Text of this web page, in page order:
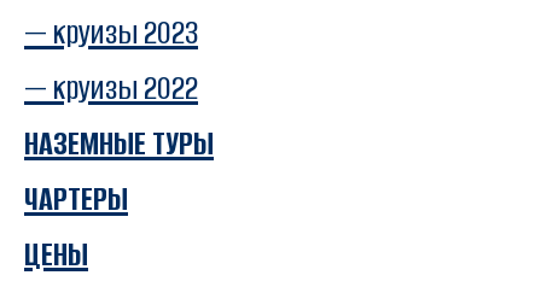
— круизы 2023
— круизы 2022
НАЗЕМНЫЕ ТУРЫ
ЧАРТЕРЫ
ЦЕНЫ